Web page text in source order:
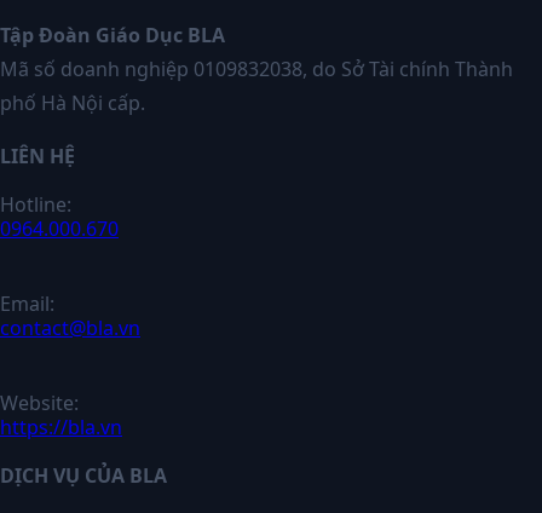
Tập Đoàn Giáo Dục BLA
Mã số doanh nghiệp 0109832038, do Sở Tài chính Thành
phố Hà Nội cấp.
LIÊN HỆ
Hotline:
0964.000.670
Email:
contact@bla.vn
Website:
https://bla.vn
DỊCH VỤ CỦA BLA